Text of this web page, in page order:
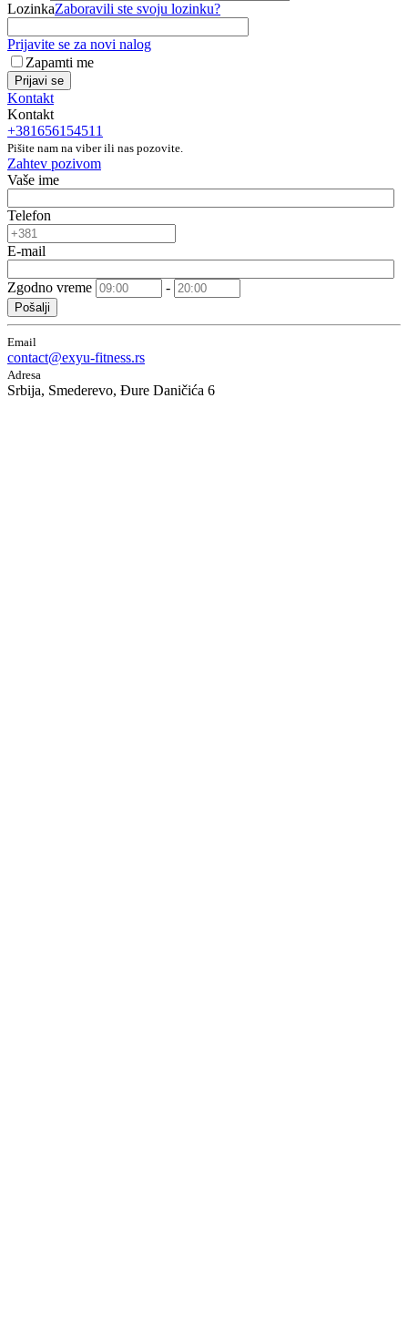
LozinkaZaboravili ste svoju lozinku?
Prijavite se za novi nalog
Zapamti me
Prijavi se
Kontakt
Kontakt
+381656154511
Pišite nam na viber ili nas pozovite.
Zahtev pozivom
Vaše ime
Telefon
E-mail
Zgodno vreme -
Pošalji
Email
contact@exyu-fitness.rs
Adresa
Srbija, Smederevo, Đure Daničića 6